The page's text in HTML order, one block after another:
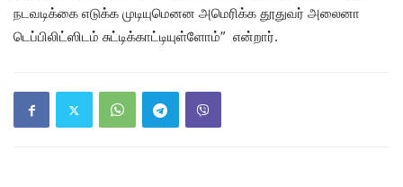
நடவடிக்கை எடுக்க முடியுமெனன அமெரிக்க தூதுவர் அலைனா
டெப்பிலிட்ஸிடம் சுட்டிக்காட்டியுள்ளோம்” என்றார்.